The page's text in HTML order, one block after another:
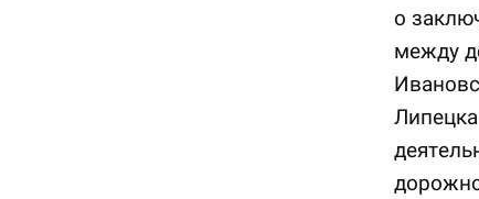
о
между